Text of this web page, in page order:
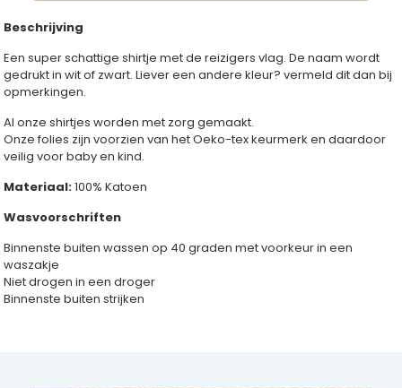
Beschrijving
Een super schattige shirtje met de reizigers vlag. De naam wordt
gedrukt in wit of zwart. Liever een andere kleur? vermeld dit dan bij
opmerkingen.
Al onze shirtjes worden met zorg gemaakt.
Onze folies zijn voorzien van het Oeko-tex keurmerk en daardoor
veilig voor baby en kind.
Materiaal:100% Katoen
Wasvoorschriften
Binnenste buiten wassen op 40 graden met voorkeur in een
waszakje
Niet drogen in een droger
Binnenste buiten strijken